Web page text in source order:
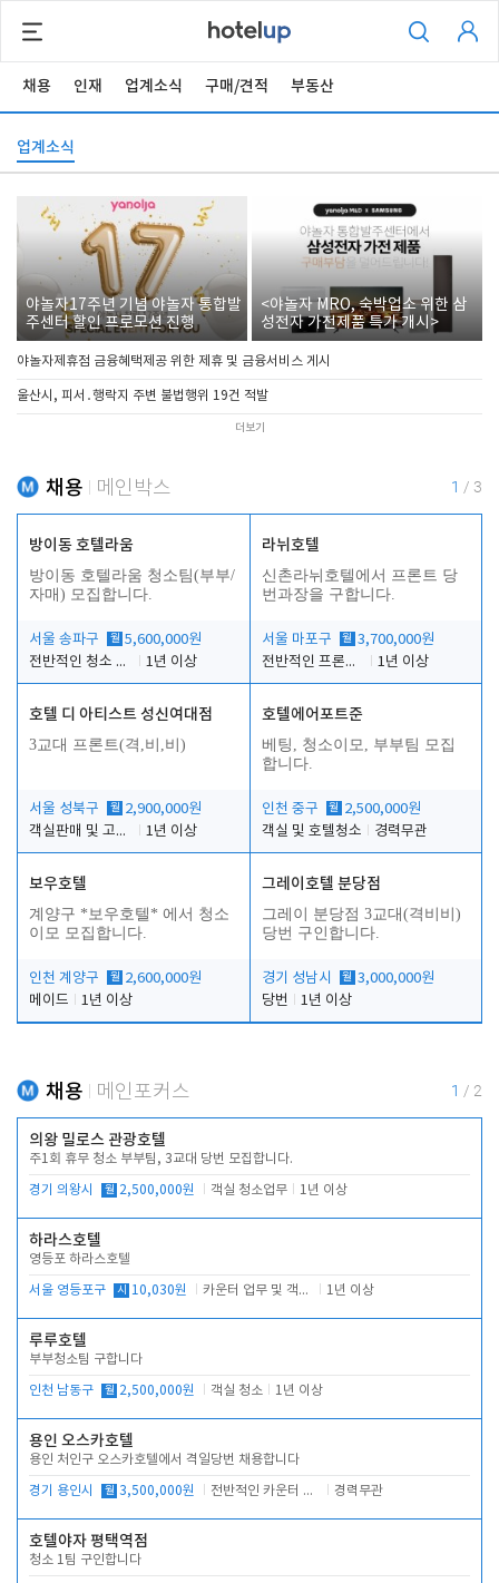
채용 인재 업계소식 구매/견적 부동산
업계소식
야놀자17주년 기념 야놀자 통합발
주센터 할인 프로모션 진행
<야놀자 MRO, 숙박업소 위한 삼
성전자 가전제품 특가 개시>
야놀자제휴점 금융혜택제공 위한 제휴 및 금융서비스 게시
울산시, 피서․행락지 주변 불법행위 19건 적발
더보기
채용 메인박스 1 / 3
방이동 호텔라움
방이동 호텔라움 청소팀(부부/
자매) 모집합니다.
서울 송파구 월 5,600,000원
전반적인 청소 업무(객실청소.객실정리)
1년 이상
라뉘호텔
신촌라뉘호텔에서 프론트 당
번과장을 구합니다.
서울 마포구 월 3,700,000원
전반적인 프론트 당번업무
1년 이상
호텔 디 아티스트 성신여대점
3교대 프론트(격,비,비)
서울 성북구 월 2,900,000원
객실판매 및 고객응대
1년 이상
호텔에어포트준
베팅, 청소이모, 부부팀 모집
합니다.
인천 중구 월 2,500,000원
객실 및 호텔청소
경력무관
보우호텔
계양구 *보우호텔* 에서 청소
이모 모집합니다.
인천 계양구 월 2,600,000원
메이드
1년 이상
그레이호텔 분당점
그레이 분당점 3교대(격비비)
당번 구인합니다.
경기 성남시 월 3,000,000원
당번
1년 이상
채용 메인포커스 1 / 2
의왕 밀로스 관광호텔
주1회 휴무 청소 부부팀, 3교대 당번 모집합니다.
경기 의왕시 월 2,500,000원 객실 청소업무 1년 이상
하라스호텔
영등포 하라스호텔
서울 영등포구 시 10,030원 카운터 업무 및 객실관리(청소상태 확인, 객실판매) 1년 이상
루루호텔
부부청소팀 구합니다
인천 남동구 월 2,500,000원 객실 청소 1년 이상
용인 오스카호텔
용인 처인구 오스카호텔에서 격일당번 채용합니다
경기 용인시 월 3,500,000원 전반적인 카운터 업무 경력무관
호텔야자 평택역점
청소 1팀 구인합니다